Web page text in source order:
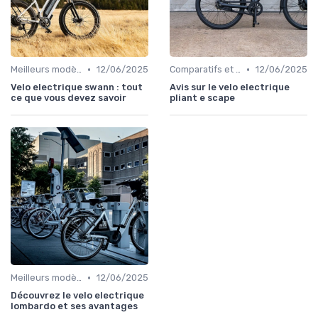
Meilleurs modèles et marques • 12/06/2025
Velo electrique swann : tout
ce que vous devez savoir
Comparatifs et tests de vélos électriques • 12/06/2025
Avis sur le velo electrique
pliant e scape
Meilleurs modèles et marques • 12/06/2025
Découvrez le velo electrique
lombardo et ses avantages